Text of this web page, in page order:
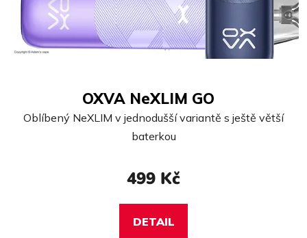
OXVA NeXLIM GO
Oblíbený NeXLIM v jednodušší variantě s ještě větší
baterkou
499 Kč
DETAIL